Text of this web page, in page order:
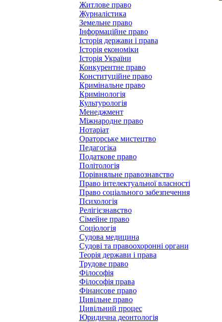
Житлове право
Журналістика
Земельне право
Інформаційне право
Історія держави і права
Історія економіки
Історія України
Конкурентне право
Конституційне право
Кримінальне право
Кримінологія
Культурологія
Менеджмент
Міжнародне право
Нотаріат
Ораторське мистецтво
Педагогіка
Податкове право
Політологія
Порівняльне правознавство
Право інтелектуальної власності
Право соціального забезпечення
Психологія
Релігієзнавство
Сімейне право
Соціологія
Судова медицина
Судові та правоохоронні органи
Теорія держави і права
Трудове право
Філософія
Філософія права
Фінансове право
Цивільне право
Цивільний процес
Юридична деонтологія